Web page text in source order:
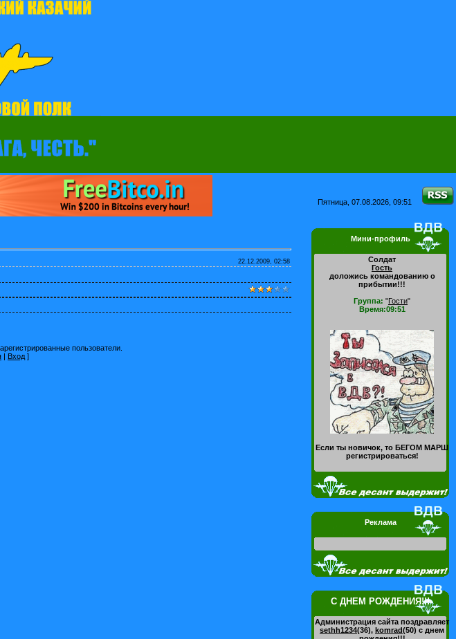
Пятница, 07.08.2026, 09:51
22.12.2009, 02:58
пользователи.
| Вход ]
Мини-профиль
Солдат
Гость
доложись командованию о
прибытии!!!
Группа: "Гости"
Время:09:51
Если ты новичок, то БЕГОМ МАРШ
регистрироваться!
Реклама
С ДНЕМ РОЖДЕНИЯ!!!
Администрация сайта поздравляет
sethh1234(36), komrad(50) с днем